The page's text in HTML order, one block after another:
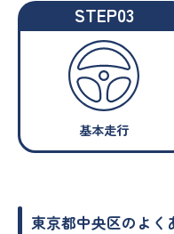
STEP03
基本走行
東京都中央区のよく